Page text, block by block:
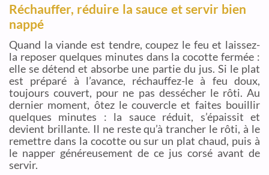
Réchauffer, réduire la sauce et servir bien
nappé
Quand la viande est tendre, coupez le feu et laissez-
la reposer quelques minutes dans la cocotte fermée :
elle se détend et absorbe une partie du jus. Si le plat
est préparé à l’avance, réchauffez-le à feu doux,
toujours couvert, pour ne pas dessécher le rôti. Au
dernier moment, ôtez le couvercle et faites bouillir
quelques minutes : la sauce réduit, s’épaissit et
devient brillante. Il ne reste qu’à trancher le rôti, à le
remettre dans la cocotte ou sur un plat chaud, puis à
le napper généreusement de ce jus corsé avant de
servir.